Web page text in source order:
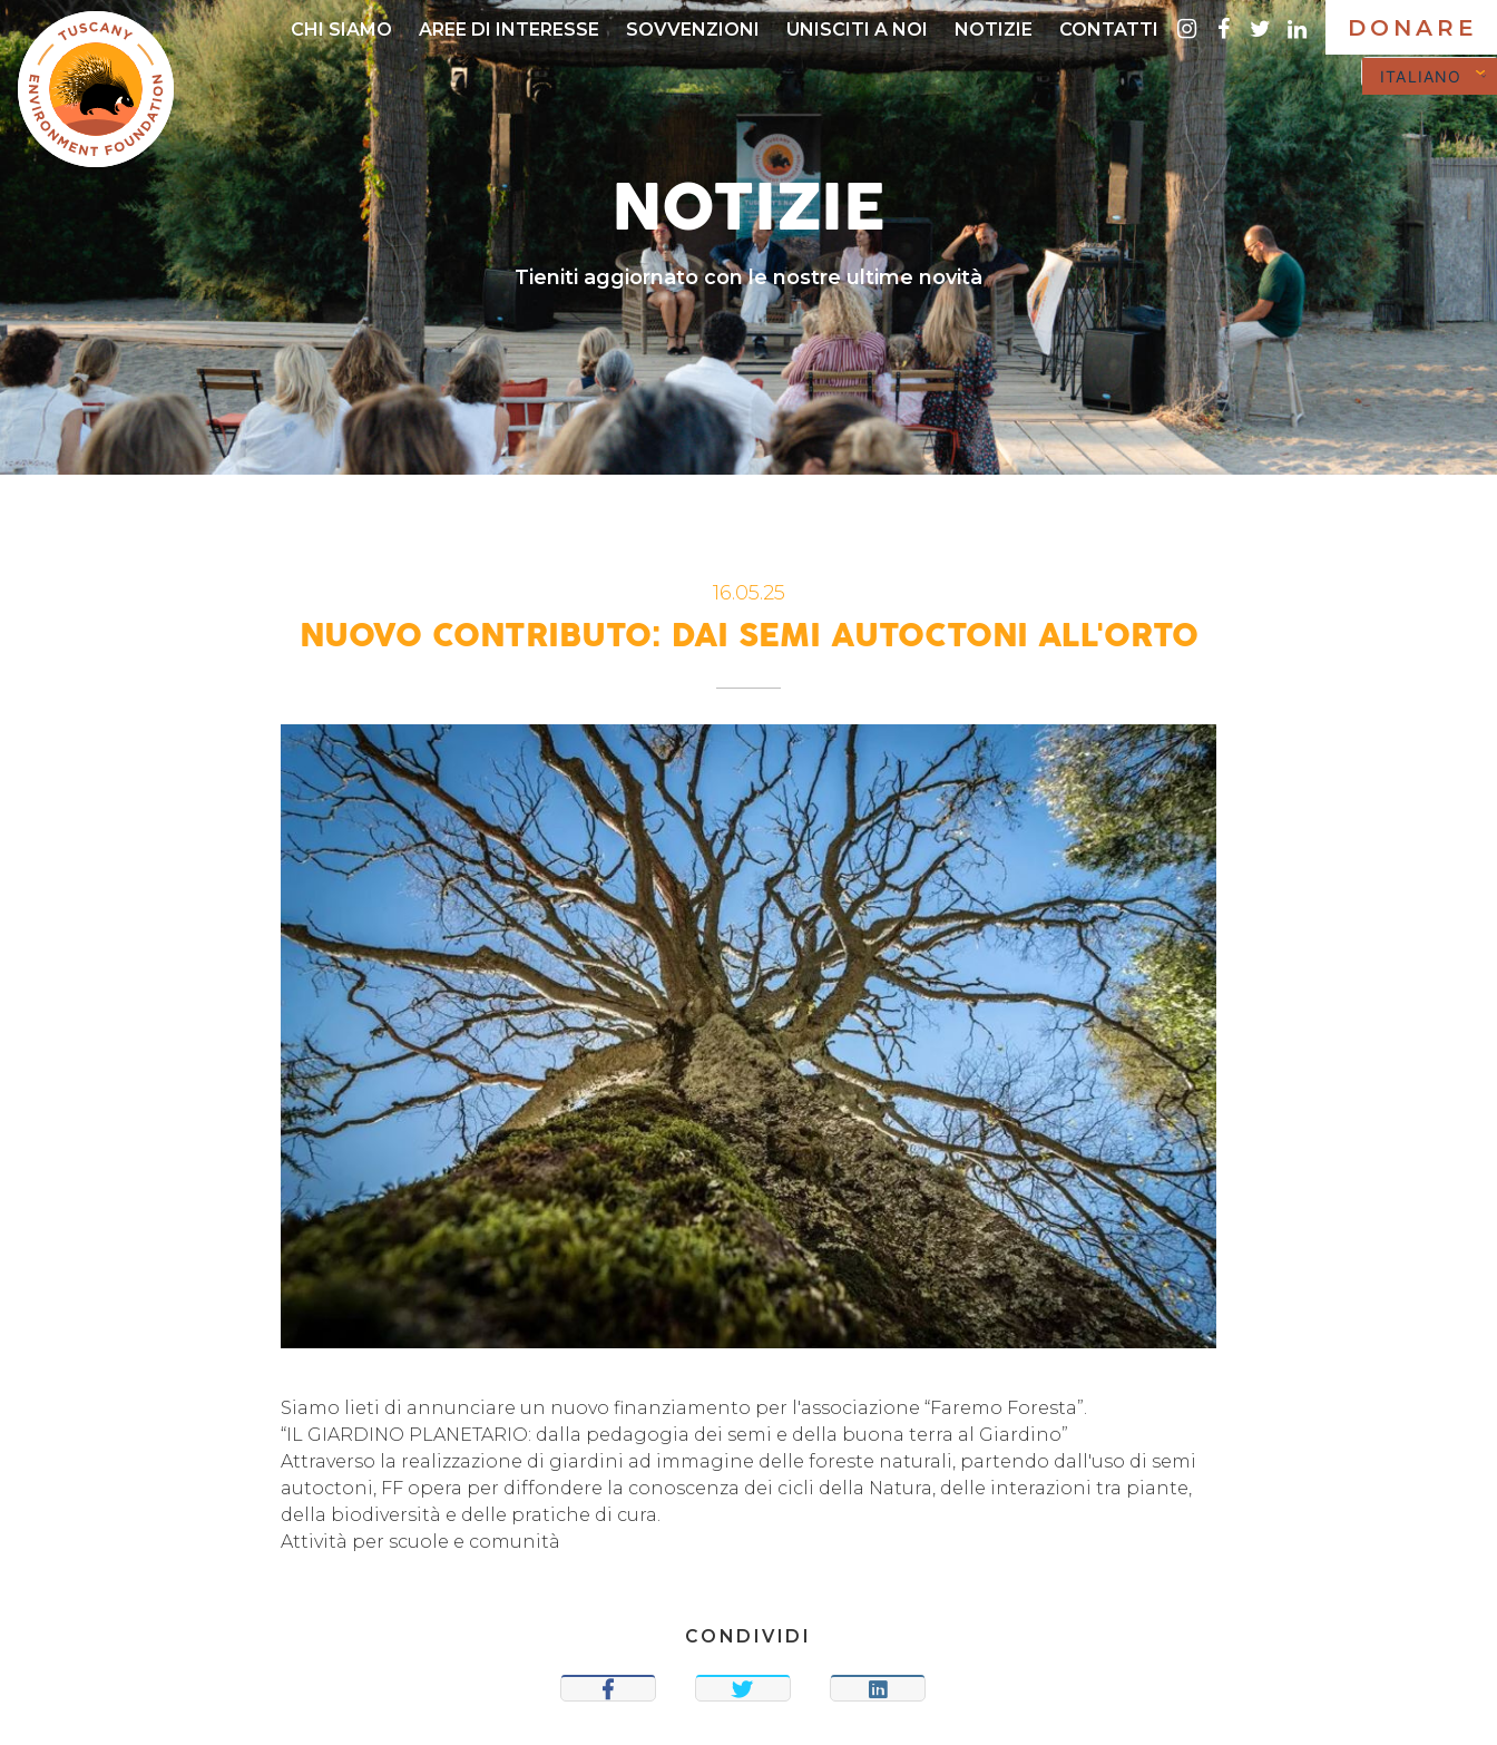
Salta
al
contenuto
principale
DONARE
ITALIANO
CHI SIAMO AREE DI INTERESSE SOVVENZIONI UNISCITI A NOI NOTIZIE CONTATTI instagram
Facebook
twitter
LinkedIn
NOTIZIE
Tieniti aggiornato con le nostre ultime novità
NUOVO CONTRIBUTO: DAI SEMI AUTOCTONI ALL'ORTO
16.05.25
Siamo lieti di annunciare un nuovo finanziamento per l'associazione “Faremo Foresta”.
“IL GIARDINO PLANETARIO: dalla pedagogia dei semi e della buona terra al Giardino”
Attraverso la realizzazione di giardini ad immagine delle foreste naturali, partendo dall'uso di semi
autoctoni, FF opera per diffondere la conoscenza dei cicli della Natura, delle interazioni tra piante,
della biodiversità e delle pratiche di cura.
Attività per scuole e comunità
CONDIVIDI
CONDIVIDI TWEET CONDIVIDI